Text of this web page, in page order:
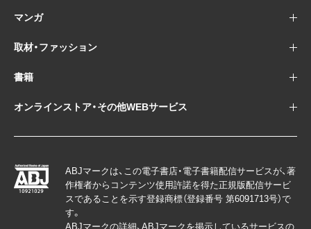
マンガ
取材・ファッション
書籍
オンラインストア・その他WEBサービス
ABJマークは、この電子書店・電子書籍配信サービスが、著
作権者からコンテンツ使用許諾を得た正規版配信サービ
スであることを示す登録商標（登録番号 第6091713号）で
す。
ABJマークの詳細、ABJマークを掲示しているサービスの